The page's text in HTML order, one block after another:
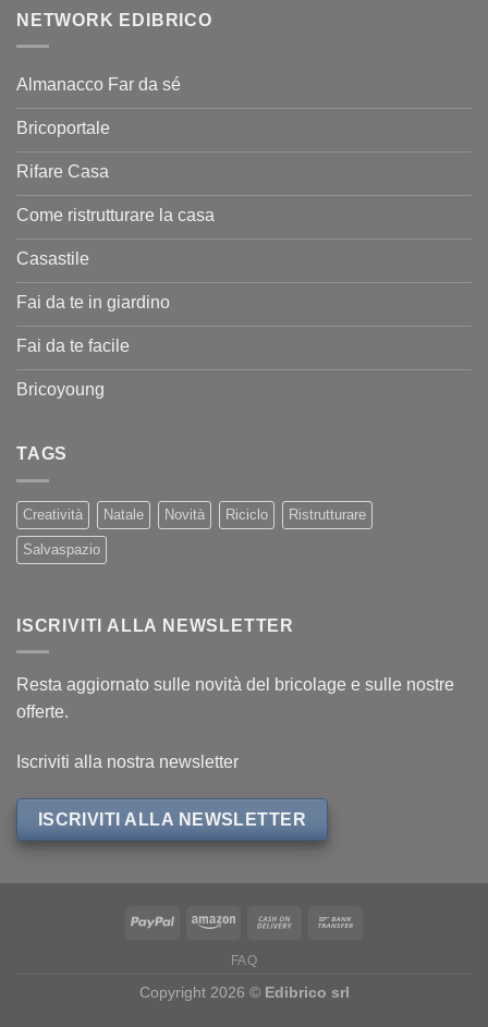
NETWORK EDIBRICO
Almanacco Far da sé
Bricoportale
Rifare Casa
Come ristrutturare la casa
Casastile
Fai da te in giardino
Fai da te facile
Bricoyoung
TAGS
Creatività Natale Novità Riciclo Ristrutturare
Salvaspazio
ISCRIVITI ALLA NEWSLETTER
Resta aggiornato sulle novità del bricolage e sulle nostre
offerte.
Iscriviti alla nostra newsletter
ISCRIVITI ALLA NEWSLETTER
FAQ
Copyright 2026 © Edibrico srl